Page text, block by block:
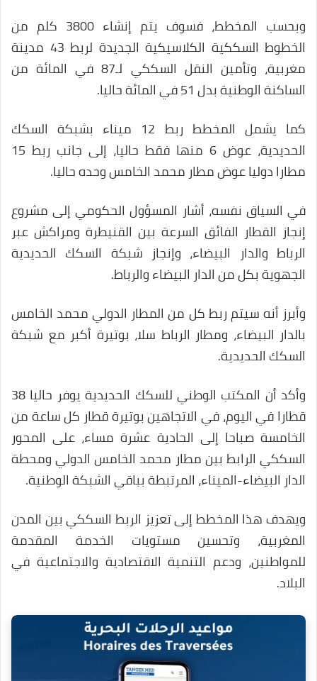
وبحسب المخطط، فسوف يتم إنشاء 3800 كلم من
الخطوط السككية الكلاسيكية الجديدة لربط 43 مدينة
مغربية، وتأمين النقل السككي لـ87 في المائة من
الساكنة الوطنية بدل 51 في المائة حاليا.
كما يشمل المخطط ربط 12 ميناء بشبكة السكك
الحديدية، عوض 6 منها فقط حاليا، إلى جانب ربط 15
مطارا دوليا عوض مطار محمد الخامس وحده حاليا.
في السياق نفسه، أشار المسؤول الحكومي إلى مشروع
إنجاز القطار الفائق السرعة بين القنيطرة ومراكش عبر
الرباط والدار البيضاء، وإنجاز شبكة السكك الحديدية
الجهوية بكل من الدار البيضاء والرباط.
وأبرز أنه سيتم ربط كل من المطار الدولي محمد الخامس
بالدار البيضاء، ومطار الرباط سلا، بوتيرة أكبر مع شبكة
السكك الحديدية.
وأكد أن المكتب الوطني للسكك الحديدية يوفر حاليا 38
قطارا في اليوم، في الاتجاهين بوتيرة قطار كل ساعة من
الخامسة صباحا إلى الحادية عشرة مساء، على المحور
السككي الرابط بين مطار محمد الخامس الدولي ومحطة
الدار البيضاء-الميناء، المرتبطة بباقي الشبكة الوطنية.
ويهدف هذا المخطط إلى تعزيز الربط السككي بين المدن
المغربية، وتحسين مستويات الخدمة المقدمة
للمواطنين، ودعم التنمية الاقتصادية والاجتماعية في
البلاد.